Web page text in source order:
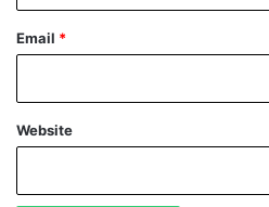
Email *
Website